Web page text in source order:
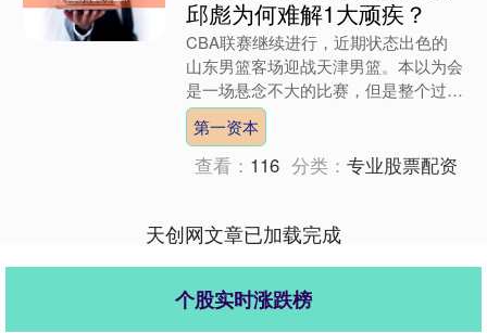
邱彪为何难解1大顽疾？
CBA联赛继续进行，近期状态出色的
山东男篮客场迎战天津男篮。本以为会
是一场悬念不大的比赛，但是整个过程
充满各种戏剧性的变化。 山东男篮前
三节，几乎全面低迷，没有....
第一资本
查看： 116 分类：专业股票配资
天创网文章已加载完成
个股实时涨跌榜